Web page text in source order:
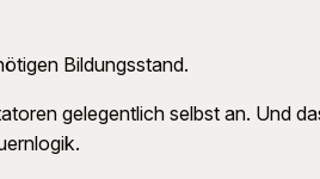
Bildungsstand.
gelegentlich selbst an. Und